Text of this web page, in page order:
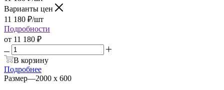
Варианты цен
11 180 ₽/шт
Подробности
от 11 180 ₽
В корзину
Подробнее
Размер—2000 х 600